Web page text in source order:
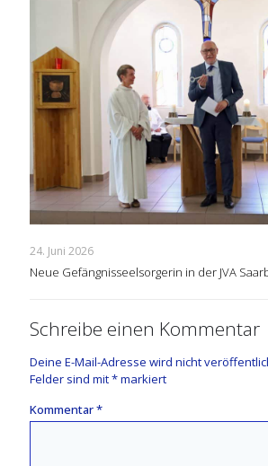
24. Juni 2026
Neue Gefängnisseelsorgerin in der JVA
Schreibe einen Kommentar
Deine E-Mail-Adresse wird nicht
Felder sind mit*markiert
Kommentar*